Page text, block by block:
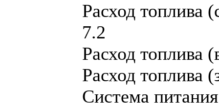
Расход топлива
7.2
Расход топлива
Расход топлива
Система